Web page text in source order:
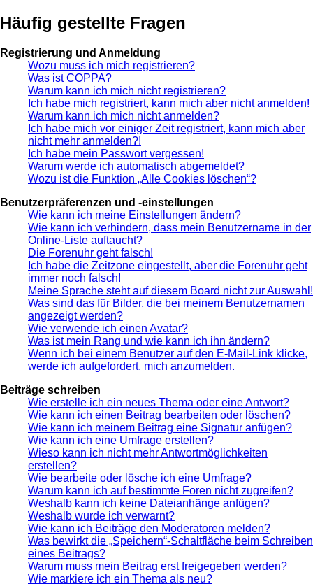
Häufig gestellte Fragen
Registrierung und Anmeldung
Wozu muss ich mich registrieren?
Was ist COPPA?
Warum kann ich mich nicht registrieren?
Ich habe mich registriert, kann mich aber nicht anmelden!
Warum kann ich mich nicht anmelden?
Ich habe mich vor einiger Zeit registriert, kann mich aber
nicht mehr anmelden?!
Ich habe mein Passwort vergessen!
Warum werde ich automatisch abgemeldet?
Wozu ist die Funktion „Alle Cookies löschen“?
Benutzerpräferenzen und -einstellungen
Wie kann ich meine Einstellungen ändern?
Wie kann ich verhindern, dass mein Benutzername in der
Online-Liste auftaucht?
Die Forenuhr geht falsch!
Ich habe die Zeitzone eingestellt, aber die Forenuhr geht
immer noch falsch!
Meine Sprache steht auf diesem Board nicht zur Auswahl!
Was sind das für Bilder, die bei meinem Benutzernamen
angezeigt werden?
Wie verwende ich einen Avatar?
Was ist mein Rang und wie kann ich ihn ändern?
Wenn ich bei einem Benutzer auf den E-Mail-Link klicke,
werde ich aufgefordert, mich anzumelden.
Beiträge schreiben
Wie erstelle ich ein neues Thema oder eine Antwort?
Wie kann ich einen Beitrag bearbeiten oder löschen?
Wie kann ich meinem Beitrag eine Signatur anfügen?
Wie kann ich eine Umfrage erstellen?
Wieso kann ich nicht mehr Antwortmöglichkeiten
erstellen?
Wie bearbeite oder lösche ich eine Umfrage?
Warum kann ich auf bestimmte Foren nicht zugreifen?
Weshalb kann ich keine Dateianhänge anfügen?
Weshalb wurde ich verwarnt?
Wie kann ich Beiträge den Moderatoren melden?
Was bewirkt die „Speichern“-Schaltfläche beim Schreiben
eines Beitrags?
Warum muss mein Beitrag erst freigegeben werden?
Wie markiere ich ein Thema als neu?